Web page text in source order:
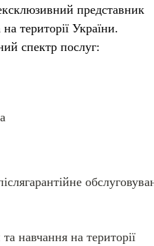
представник
території України.
спектр послуг:
навчання на території